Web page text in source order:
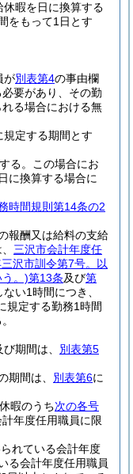
暇を日に換算する
をもって1日とす
が別表第4の事由欄
要があり、その勤
る場合における無
規定する期間とす
る。
この場合にお
に換算する場合に
時間規則第14条の2
報酬又は給料の支給
三沢市会計年度任
沢市訓令第7号。以
。)第13条及び第
い1時間につき、
規定する勤務1時間
期間は、 別表第5
期間は、 別表第6に
暇のうち次の各号
年度任用職員に限
れている会計年度
る会計年度任用職員